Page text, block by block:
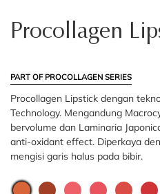
Procollagen
PART OF PROCOLLAGEN SERIES
Procollagen Lipstick dengan
Technology. Mengandung
bervolume dan Laminaria
anti-oxidant effect. Diperkaya
mengisi garis halus pada bibir.